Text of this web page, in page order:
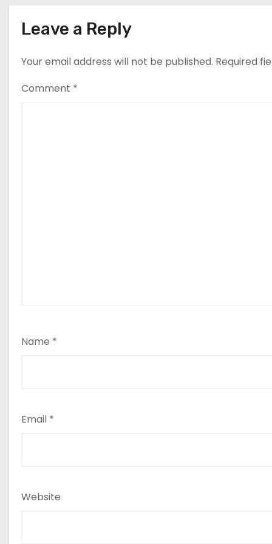
Leave a Reply
Your email address will not be published. Required
Comment *
Name *
Email *
Website